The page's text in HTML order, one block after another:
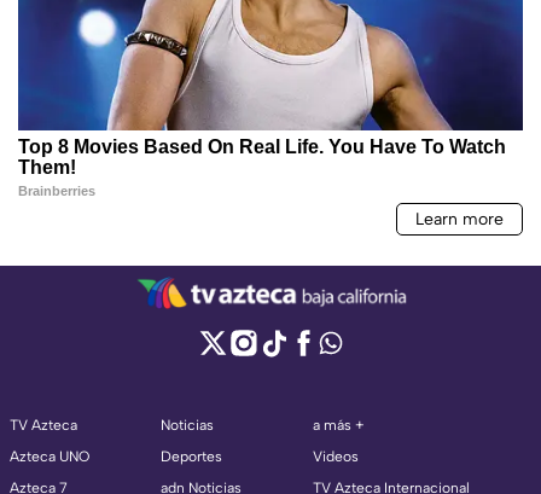
TV Azteca
Azteca UNO
Azteca 7
Noticias
Deportes
adn Noticias
a más +
Videos
TV Azteca Internacional